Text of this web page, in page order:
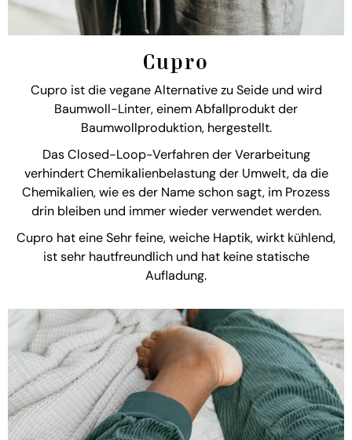
Cupro
Cupro ist die vegane Alternative zu Seide und wird
Baumwoll-Linter, einem Abfallprodukt der
Baumwollproduktion, hergestellt.
Das Closed-Loop-Verfahren der Verarbeitung
verhindert Chemikalienbelastung der Umwelt, da die
Chemikalien, wie es der Name schon sagt, im Prozess
drin bleiben und immer wieder verwendet werden.
Cupro hat eine Sehr feine, weiche Haptik, wirkt kühlend,
ist sehr hautfreundlich und hat keine statische
Aufladung.